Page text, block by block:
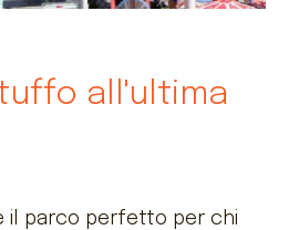
all'ultima
il parco perfetto per chi